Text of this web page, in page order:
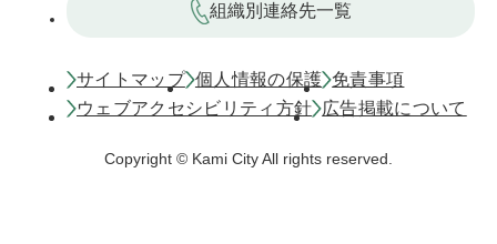
組織別連絡先一覧
サイトマップ 個人情報の保護 免責事項
ウェブアクセシビリティ方針
広告掲載について
Copyright © Kami City All rights reserved.